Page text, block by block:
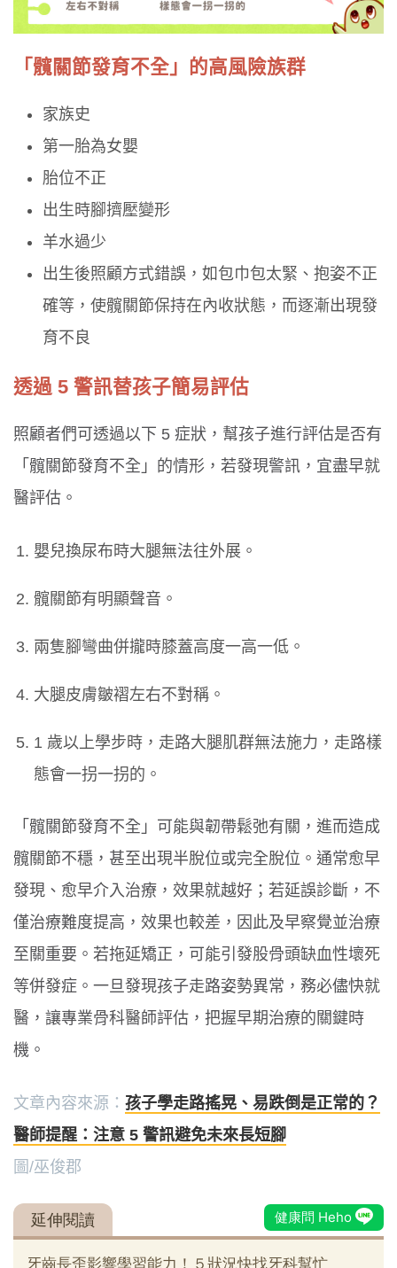
「髖關節發育不全」的高風險族群
家族史
第一胎為女嬰
胎位不正
出生時腳擠壓變形
羊水過少
出生後照顧方式錯誤，如包巾包太緊、抱姿不正
確等，使髖關節保持在內收狀態，而逐漸出現發
育不良
透過 5 警訊替孩子簡易評估
照顧者們可透過以下 5 症狀，幫孩子進行評估是否有
「髖關節發育不全」的情形，若發現警訊，宜盡早就
醫評估。
嬰兒換尿布時大腿無法往外展。
髖關節有明顯聲音。
兩隻腳彎曲併攏時膝蓋高度一高一低。
大腿皮膚皺褶左右不對稱。
1 歲以上學步時，走路大腿肌群無法施力，走路樣
態會一拐一拐的。
「髖關節發育不全」可能與韌帶鬆弛有關，進而造成
髖關節不穩，甚至出現半脫位或完全脫位。通常愈早
發現、愈早介入治療，效果就越好；若延誤診斷，不
僅治療難度提高，效果也較差，因此及早察覺並治療
至關重要。若拖延矯正，可能引發股骨頭缺血性壞死
等併發症。一旦發現孩子走路姿勢異常，務必儘快就
醫，讓專業骨科醫師評估，把握早期治療的關鍵時
機。
文章內容來源： 孩子學走路搖晃、易跌倒是正常的？
醫師提醒：注意 5 警訊避免未來長短腳
圖/巫俊郡